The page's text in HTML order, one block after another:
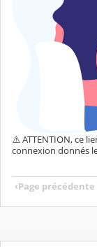
⚠️ ATTENTION, ce
connexion donnés
‹Page précédente